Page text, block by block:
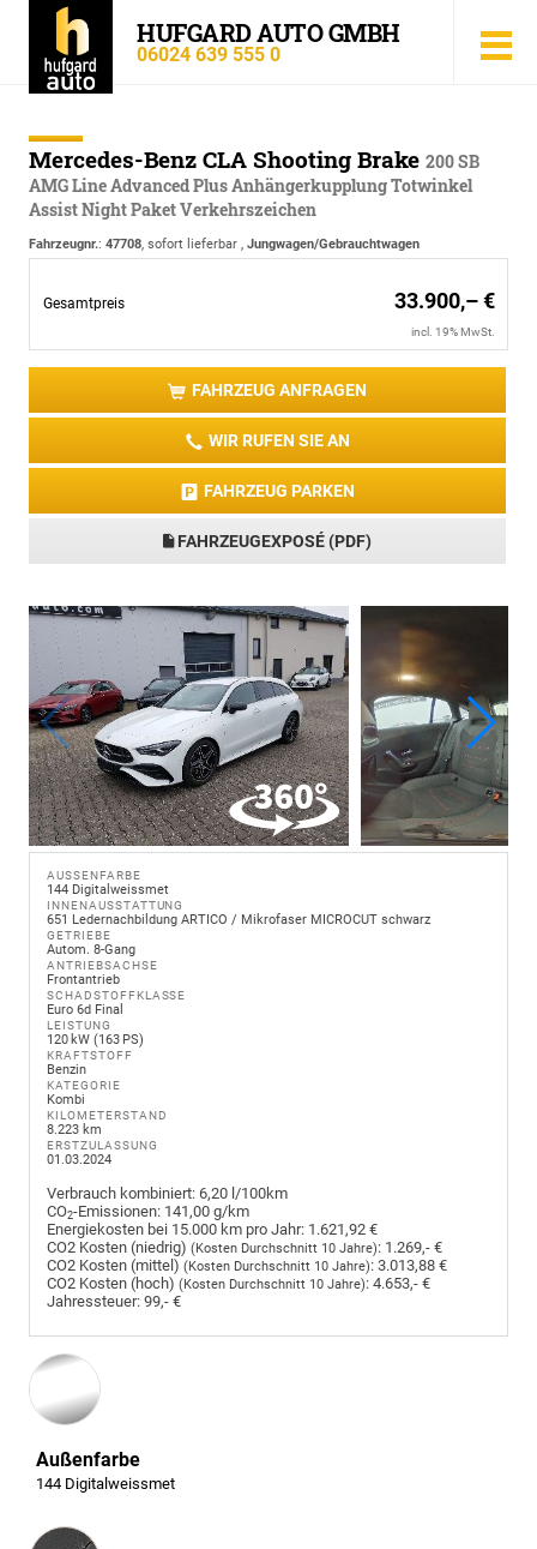
HUFGARD AUTO GMBH
06024 639 555 0
Mercedes-Benz CLA Shooting Brake 200 SB
AMG Line Advanced Plus Anhängerkupplung Totwinkel
Assist Night Paket Verkehrszeichen
Fahrzeugnr.: 47708, sofort lieferbar , Jungwagen/Gebrauchtwagen
Gesamtpreis 33.900,– €
incl. 19% MwSt.
FAHRZEUG ANFRAGEN
WIR RUFEN SIE AN
FAHRZEUG PARKEN
FAHRZEUGEXPOSÉ (PDF)
AUSSENFARBE
144 Digitalweissmet
INNENAUSSTATTUNG
651 Ledernachbildung ARTICO / Mikrofaser MICROCUT schwarz
GETRIEBE
Autom. 8-Gang
ANTRIEBSACHSE
Frontantrieb
SCHADSTOFFKLASSE
Euro 6d Final
LEISTUNG
120 kW (163 PS)
KRAFTSTOFF
Benzin
KATEGORIE
Kombi
KILOMETERSTAND
8.223 km
ERSTZULASSUNG
01.03.2024
Verbrauch kombiniert: 6,20 l/100km
CO2-Emissionen: 141,00 g/km
Energiekosten bei 15.000 km pro Jahr: 1.621,92 €
CO2 Kosten (niedrig) (Kosten Durchschnitt 10 Jahre): 1.269,- €
CO2 Kosten (mittel) (Kosten Durchschnitt 10 Jahre): 3.013,88 €
CO2 Kosten (hoch) (Kosten Durchschnitt 10 Jahre): 4.653,- €
Jahressteuer: 99,- €
Außenfarbe
144 Digitalweissmet
Innenausstattung